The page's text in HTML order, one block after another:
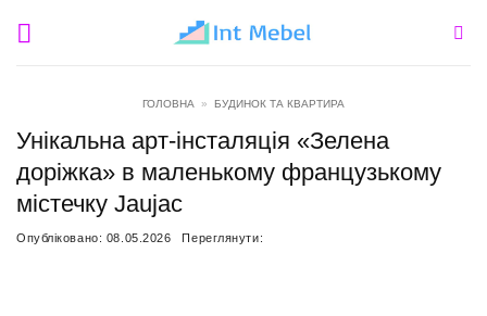
ГОЛОВНА » БУДИНОК ТА КВАРТИРА
Унікальна арт-інсталяція «Зелена
доріжка» в маленькому французькому
містечку Jaujac
Опубліковано: 08.05.2026 Переглянути: